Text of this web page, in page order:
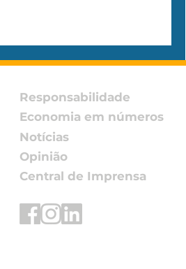
Responsabilidade
Economia em números
Notícias
Opinião
Central de Imprensa